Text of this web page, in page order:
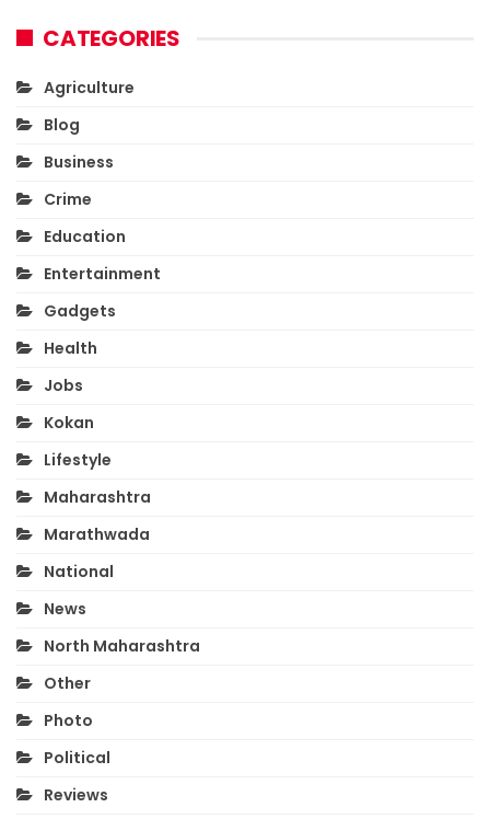
CATEGORIES
Agriculture
Blog
Business
Crime
Education
Entertainment
Gadgets
Health
Jobs
Kokan
Lifestyle
Maharashtra
Marathwada
National
News
North Maharashtra
Other
Photo
Political
Reviews